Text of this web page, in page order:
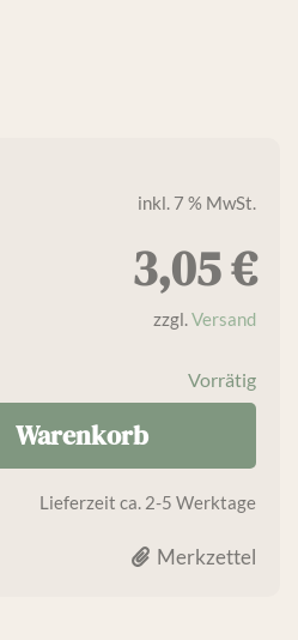
inkl. 7 % MwSt.
3,05€
zzgl.Versand
Vorrätig
Warenkorb
Lieferzeit ca. 2-5 Werktage
Merkzettel